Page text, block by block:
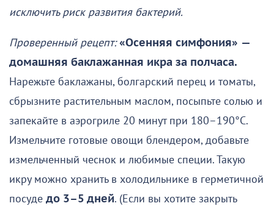
исключить риск развития бактерий.
Проверенный рецепт:«Осенняя симфония» —
домашняя баклажанная икра за полчаса.
Нарежьте баклажаны, болгарский перец и томаты,
сбрызните растительным маслом, посыпьте солью и
запекайте в аэрогриле 20 минут при 180–190°C.
Измельчите готовые овощи блендером, добавьте
измельченный чеснок и любимые специи. Такую
икру можно хранить в холодильнике в герметичной
посуде до 3–5 дней. (Если вы хотите закрыть